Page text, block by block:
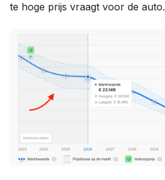
te hoge prijs vraagt voor de auto.